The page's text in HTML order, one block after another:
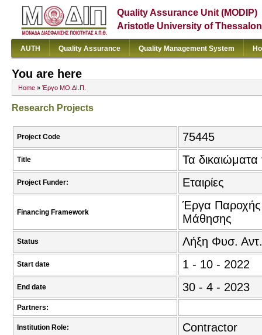
Quality Assurance Unit (MODIP)
Aristotle University of
AUTH Quality Assurance Quality Management System
You are here
Home » Έργο ΜΟ.ΔΙ.Π.
Research Projects
Project Code 75445
Title Τα
Project Funder: Εταιρίες
Financing Framework
Έργα Παροχής
Μάθησης
Status Λήξη Φυσ. Αντ.
Start date 1 - 10 - 2022
End date 30 - 4 - 2023
Partners:
Institution Role: Contractor